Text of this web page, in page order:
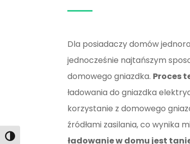
Toggle High Contrast
Dla posiadaczy domów
jednocześnie najtańszym
domowego gniazdka. Proces
ładowania do gniazdka
korzystanie z domowego
źródłami zasilania, co wynika
ładowanie w domu jest